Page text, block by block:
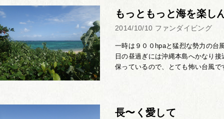
もっともっと海を楽し
2014/10/10 ファンダイビング
一時は９００hpaと猛烈な勢力の台
日の昼過ぎには沖縄本島へかなり
保っているので、とても怖い台風
長〜く愛して